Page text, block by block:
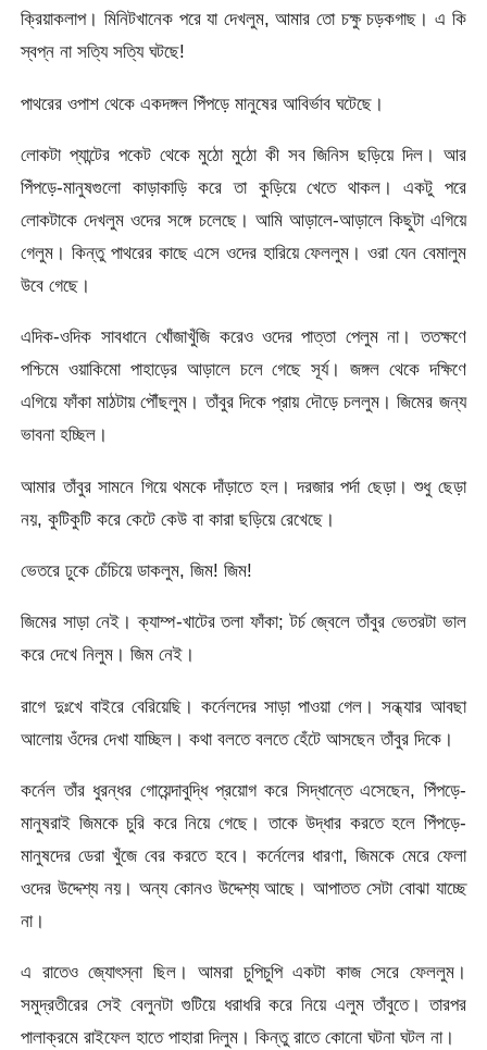
ক্রিয়াকলাপ। মিনিটখানেক পরে যা দেখলুম, আমার তো চক্ষু চড়কগাছ। এ কি
স্বপ্ন না সত্যি সত্যি ঘটছে!
পাথরের ওপাশ থেকে একদঙ্গল পিঁপড়ে মানুষের আবির্ভাব ঘটেছে।
লোকটা প্যান্টের পকেট থেকে মুঠো মুঠো কী সব জিনিস ছড়িয়ে দিল। আর
পিঁপড়ে-মানুষগুলো কাড়াকাড়ি করে তা কুড়িয়ে খেতে থাকল। একটু পরে
লোকটাকে দেখলুম ওদের সঙ্গে চলেছে। আমি আড়ালে-আড়ালে কিছুটা এগিয়ে
গেলুম। কিন্তু পাথরের কাছে এসে ওদের হারিয়ে ফেললুম। ওরা যেন বেমালুম
উবে গেছে।
এদিক-ওদিক সাবধানে খোঁজাখুঁজি করেও ওদের পাত্তা পেলুম না। ততক্ষণে
পশ্চিমে ওয়াকিমো পাহাড়ের আড়ালে চলে গেছে সূর্য। জঙ্গল থেকে দক্ষিণে
এগিয়ে ফাঁকা মাঠটায় পৌঁছলুম। তাঁবুর দিকে প্রায় দৌড়ে চললুম। জিমের জন্য
ভাবনা হচ্ছিল।
আমার তাঁবুর সামনে গিয়ে থমকে দাঁড়াতে হল। দরজার পর্দা ছেড়া। শুধু ছেড়া
নয়, কুটিকুটি করে কেটে কেউ বা কারা ছড়িয়ে রেখেছে।
ভেতরে ঢুকে চেঁচিয়ে ডাকলুম, জিম! জিম!
জিমের সাড়া নেই। ক্যাম্প-খাটের তলা ফাঁকা; টর্চ জ্বেলে তাঁবুর ভেতরটা ভাল
করে দেখে নিলুম। জিম নেই।
রাগে দুঃখে বাইরে বেরিয়েছি। কর্নেলদের সাড়া পাওয়া গেল। সন্ধ্যার আবছা
আলোয় ওঁদের দেখা যাচ্ছিল। কথা বলতে বলতে হেঁটে আসছেন তাঁবুর দিকে।
কর্নেল তাঁর ধুরন্ধর গোয়েন্দাবুদ্ধি প্রয়োগ করে সিদ্ধান্তে এসেছেন, পিঁপড়ে-
মানুষরাই জিমকে চুরি করে নিয়ে গেছে। তাকে উদ্ধার করতে হলে পিঁপড়ে-
মানুষদের ডেরা খুঁজে বের করতে হবে। কর্নেলের ধারণা, জিমকে মেরে ফেলা
ওদের উদ্দেশ্য নয়। অন্য কোনও উদ্দেশ্য আছে। আপাতত সেটা বোঝা যাচ্ছে
না।
এ রাতেও জ্যোৎস্না ছিল। আমরা চুপিচুপি একটা কাজ সেরে ফেললুম।
সমুদ্রতীরের সেই বেলুনটা গুটিয়ে ধরাধরি করে নিয়ে এলুম তাঁবুতে। তারপর
পালাক্রমে রাইফেল হাতে পাহারা দিলুম। কিন্তু রাতে কোনো ঘটনা ঘটল না।